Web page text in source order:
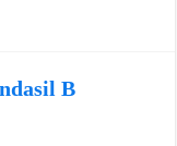
B